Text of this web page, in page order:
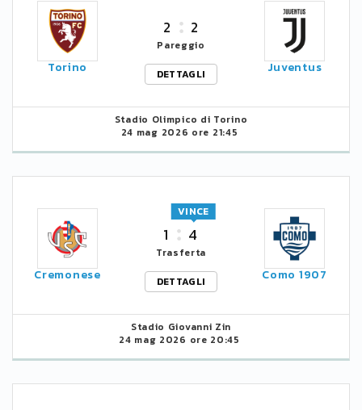
Torino
2 2
Pareggio
DETTAGLI
Juventus
Stadio Olimpico di Torino
24 mag 2026 ore 21:45
Cremonese
1 4
VINCE
Trasferta
DETTAGLI
Como 1907
Stadio Giovanni Zin
24 mag 2026 ore 20:45